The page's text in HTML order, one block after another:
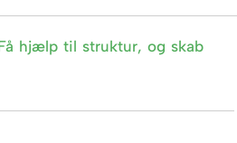
hjælp til struktur, og skab